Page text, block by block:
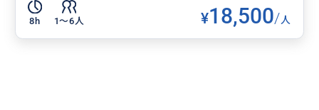
8h 1〜6人 ¥18,500/人